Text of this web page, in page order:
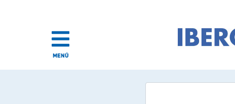
MENÚ